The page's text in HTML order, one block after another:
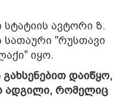
სტატიის ავტორი ზ.
სათაური "რუსთავი
იყო.
დაიწყო,
ადგილი, რომელიც